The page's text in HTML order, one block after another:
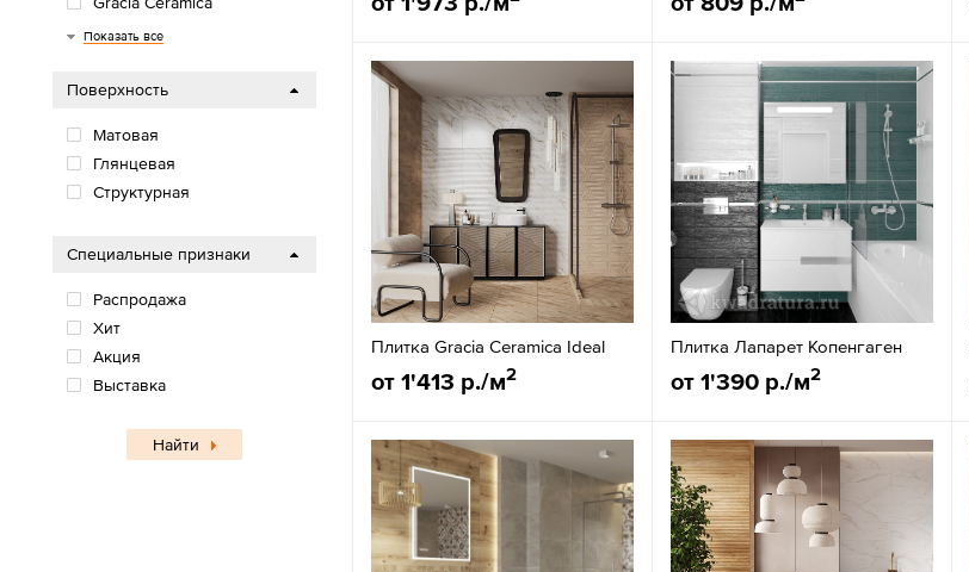
Плитка Gracia Ceramica Ideal
от 1'413 р./м2
Плитка Лапарет Копенгаген
от 1'390 р./м2
Primavera
Artkera
AltaCera
Delacora
Alma Ceramica
New Trend
Unitile
LCM
Global Tile
Lasselsberger Ceramics
Azori
Kerama Marazzi
Керамин
Показать все
Поверхность
Матовая
Глянцевая
Структурная
Специальные признаки
Распродажа
Хит
Акция
Выставка
Найти